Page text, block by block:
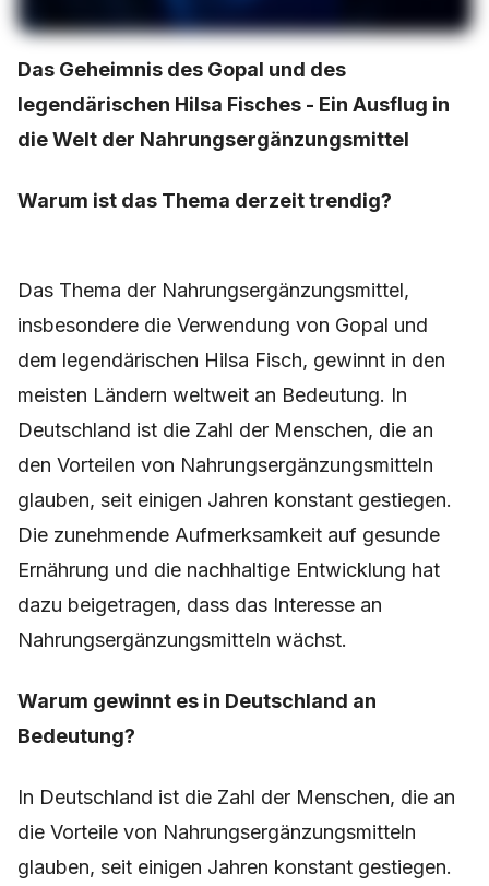
Das Geheimnis des Gopal und des
legendärischen Hilsa Fisches - Ein Ausflug in
die Welt der Nahrungsergänzungsmittel
Warum ist das Thema derzeit trendig?
Das Thema der Nahrungsergänzungsmittel,
insbesondere die Verwendung von Gopal und
dem legendärischen Hilsa Fisch, gewinnt in den
meisten Ländern weltweit an Bedeutung. In
Deutschland ist die Zahl der Menschen, die an
den Vorteilen von Nahrungsergänzungsmitteln
glauben, seit einigen Jahren konstant gestiegen.
Die zunehmende Aufmerksamkeit auf gesunde
Ernährung und die nachhaltige Entwicklung hat
dazu beigetragen, dass das Interesse an
Nahrungsergänzungsmitteln wächst.
Warum gewinnt es in Deutschland an
Bedeutung?
In Deutschland ist die Zahl der Menschen, die an
die Vorteile von Nahrungsergänzungsmitteln
glauben, seit einigen Jahren konstant gestiegen.